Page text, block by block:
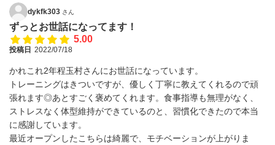
dykfk303 さん
ずっとお世話になってます！
5.00
投稿日 2022/07/18
かれこれ2年程玉村さんにお世話になっています。
トレーニングはきついですが、優しく丁寧に教えてくれるので頑
張れます◎あとすごく褒めてくれます。食事指導も無理がなく、
ストレスなく体型維持ができているのと、習慣化できたので本当
に感謝しています。
最近オープンしたこちらは綺麗で、モチベーションが上がりま